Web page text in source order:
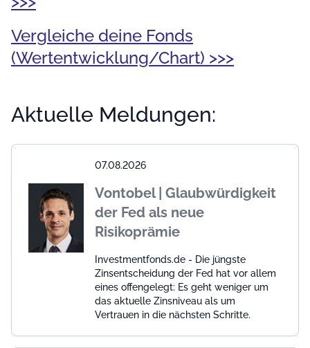
Vergleiche deine Fonds
(Wertentwicklung/Chart) >>>
Aktuelle Meldungen:
07.08.2026
Vontobel | Glaubwürdigkeit
der Fed als neue
Risikoprämie
Investmentfonds.de - Die jüngste
Zinsentscheidung der Fed hat vor allem
eines offengelegt: Es geht weniger um
das aktuelle Zinsniveau als um
Vertrauen in die nächsten Schritte.